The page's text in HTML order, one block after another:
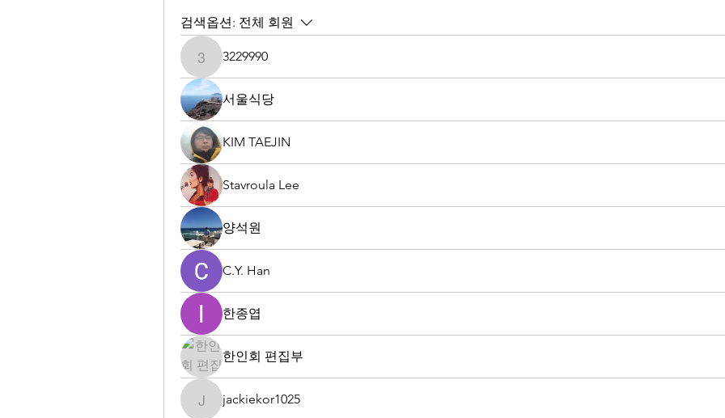
검색옵션: 전체 회원
3229990
3229990
서울식당
KIM TAEJIN
Stavroula Lee
양석원
C.Y. Han
한종엽
한인회 편집부
jackiekor1025
jackiekor1025